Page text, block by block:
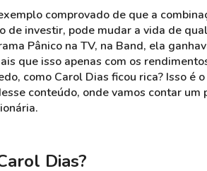
comprovado de que a
de investir, pode mudar a vida de
Pânico na TV, na Band, ela
que isso apenas com os
como Carol Dias ficou rica? Isso é
conteúdo, onde vamos contar
Dias?